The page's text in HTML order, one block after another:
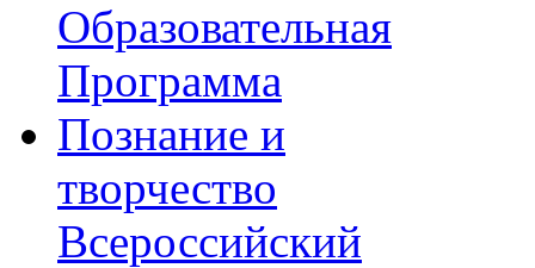
Образовательная
Программа
Познание и
творчество
Всероссийский